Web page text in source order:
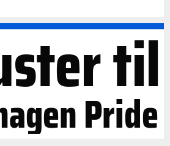
til
Pride